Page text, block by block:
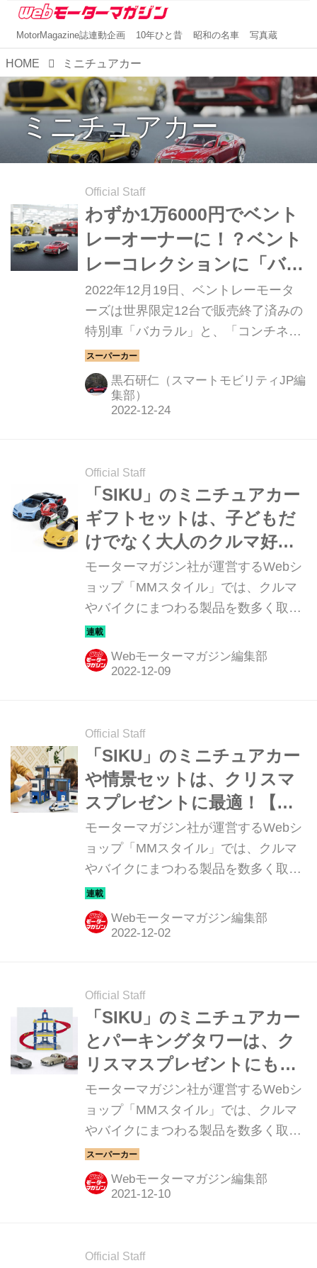
MotorMagazine誌連動企画 10年ひと昔 昭和の名車 写真蔵
HOME ミニチュアカー
ミニチュアカー
Official Staff
わずか1万6000円でベント
レーオーナーに！？ベント
レーコレクションに「バカ
ラル」と「コンチネンタル
GTスピード」のミニカー
が登場。
2022年12月19日、ベントレーモータ
ーズは世界限定12台で販売終了済みの
特別車「バカラル」と、「コンチネン
タルGTスピード」の1/43サイズミニチ
ュアカーを販売開始しました。価格は
£100（1万6000円）だ。（※2022年12
月22日現在のレート）
黒石研仁（スマートモビリティJP編
集部）
Official Staff
「SIKU」のミニチュアカー
ギフトセットは、子どもだ
けでなく大人のクルマ好き
にもプレゼントしたい！
【MMスタイル コレクショ
ン】
モーターマガジン社が運営するWebシ
ョップ「MMスタイル」では、クルマ
やバイクにまつわる製品を数多く取り
そろえている。そのアイテムの中か
ら、Webモーターマガジン編集部とし
てオススメしたい逸品を紹介しよう。
Webモーターマガジン編集部
Official Staff
「SIKU」のミニチュアカー
や情景セットは、クリスマ
スプレゼントに最適！【MM
スタイルコレクション】
モーターマガジン社が運営するWebシ
ョップ「MMスタイル」では、クルマ
やバイクにまつわる製品を数多く取り
そろえている。そのアイテムの中か
ら、Webモーターマガジン編集部とし
てオススメしたい逸品を紹介しよう。
Webモーターマガジン編集部
Official Staff
「SIKU」のミニチュアカー
とパーキングタワーは、ク
リスマスプレゼントにもお
すすめ【MMスタイル コレ
クション】
モーターマガジン社が運営するWebシ
ョップ「MMスタイル」では、クルマ
やバイクにまつわる製品を数多く取り
揃えている。そのアイテムの中から、
Webモーターマガジン編集部としてオ
ススメしたい逸品を紹介しよう。今回
Webモーターマガジン編集部
Official Staff